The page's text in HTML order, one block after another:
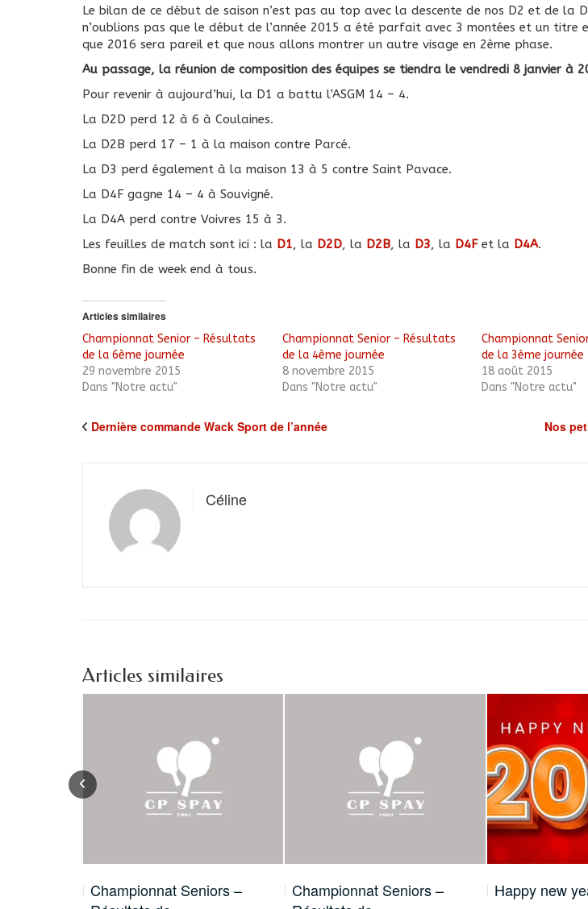
Le bilan de ce début de saison n’est pas au top avec la descente de nos D2 et de la
n’oublions pas que le début de l’année 2015 a été parfait avec 3 montées et un titre
que 2016 sera pareil et que nous allons montrer un autre visage en 2ème phase.
Au passage, la réunion de composition des équipes se tiendra le vendredi 8 janvier à
Pour revenir à aujourd’hui, la D1 a battu l’ASGM 14 – 4.
La D2D perd 12 à 6 à Coulaines.
La D2B perd 17 – 1 à la maison contre Parcé.
La D3 perd également à la maison 13 à 5 contre Saint Pavace.
La D4F gagne 14 – 4 à Souvigné.
La D4A perd contre Voivres 15 à 3.
Les feuilles de match sont ici : la D1, la D2D, la D2B, la D3, la D4Fet la D4A.
Bonne fin de week end à tous.
Articles similaires
Championnat Senior – Résultats
de la 6ème journée
29 novembre 2015
Dans "Notre actu"
Championnat Senior – Résultats
de la 4ème journée
8 novembre 2015
Dans "Notre actu"
Championnat
de la 3ème journée
18 août 2015
Dans "Notre actu"
Dernière commande Wack Sport de l’année Nos
Céline
Articles similaires
Championnat Seniors –
Championnat Seniors –
Happy new